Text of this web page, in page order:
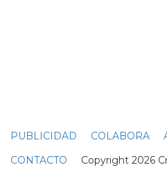
PUBLICIDAD COLABORA
CONTACTO Copyright 2026